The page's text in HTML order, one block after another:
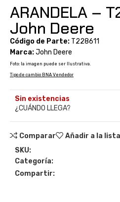
ARANDELA –
John Deere
Código de Parte: T228611
Marca:John Deere
Foto: la imagen puede ser Ilustrativa.
Tipo de cambio BNA Vendedor
Sin existencias
¿CUÁNDO LLEGA?
Comparar
Añadir a la
SKU:
Categoría:
Compartir: